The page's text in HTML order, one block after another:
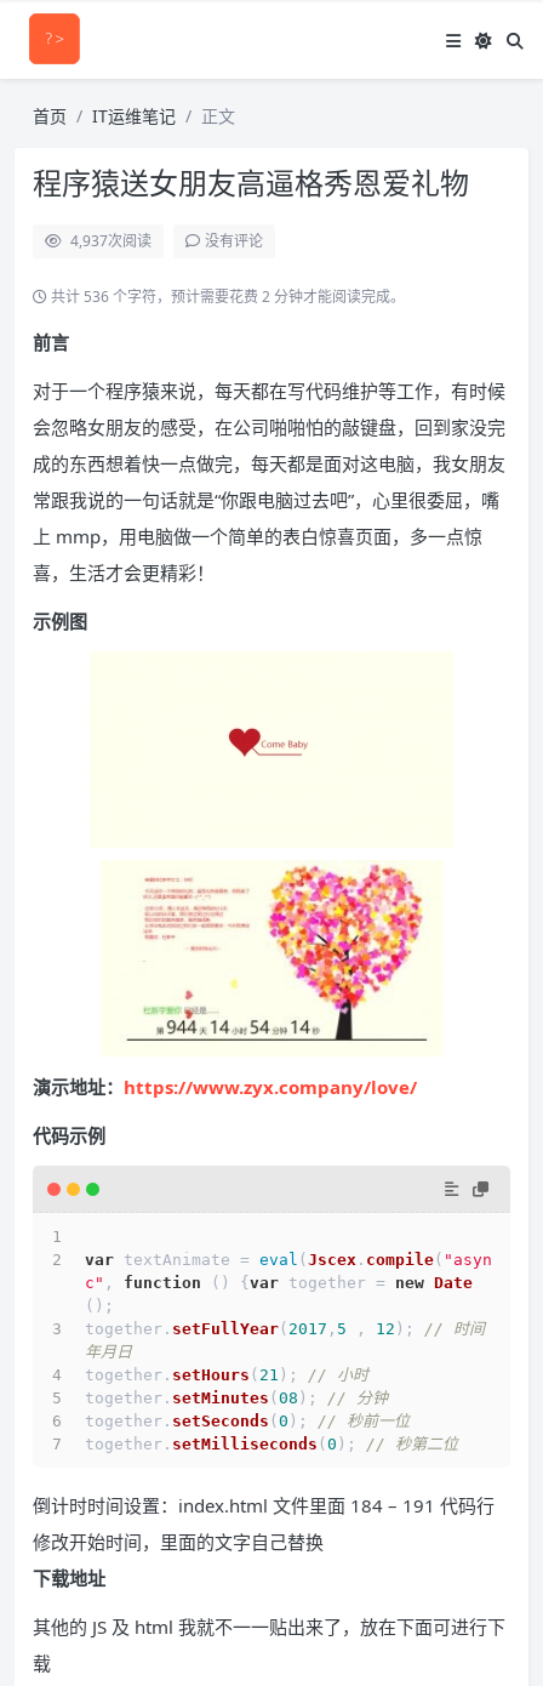
首页 IT运维笔记 正文
程序猿送女朋友高逼格秀恩爱礼物
4,937次阅读 没有评论
共计 536 个字符，预计需要花费 2 分钟才能阅读完成。
前言
对于一个程序猿来说，每天都在写代码维护等工作，有时候
会忽略女朋友的感受，在公司啪啪怕的敲键盘，回到家没完
成的东西想着快一点做完，每天都是面对这电脑，我女朋友
常跟我说的一句话就是“你跟电脑过去吧”，心里很委屈，嘴
上 mmp，用电脑做一个简单的表白惊喜页面，多一点惊
喜，生活才会更精彩！
示例图
演示地址： https://www.zyx.company/love/
代码示例
var textAnimate = eval ( Jscex . compile ( "asyn
c" , function ( ) { var together = new Date
();
together. setFullYear ( 2017 , 5 , 12 ); // 时间
年月日
together. setHours ( 21 ); // 小时
together. setMinutes ( 08 ); // 分钟
together. setSeconds ( 0 ); // 秒前一位
together. setMilliseconds ( 0 ); // 秒第二位
倒计时时间设置：index.html 文件里面 184 – 191 代码行
修改开始时间，里面的文字自己替换
下载地址
其他的 JS 及 html 我就不一一贴出来了，放在下面可进行下
载